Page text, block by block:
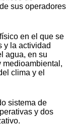
sus operadores
en el que se
y la actividad
agua, en su
medioambiental,
clima y el
sistema de
y dos